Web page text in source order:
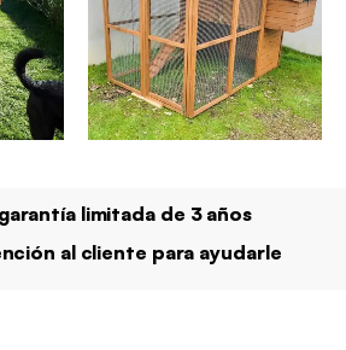
limitada de 3 años
al cliente para ayudarle